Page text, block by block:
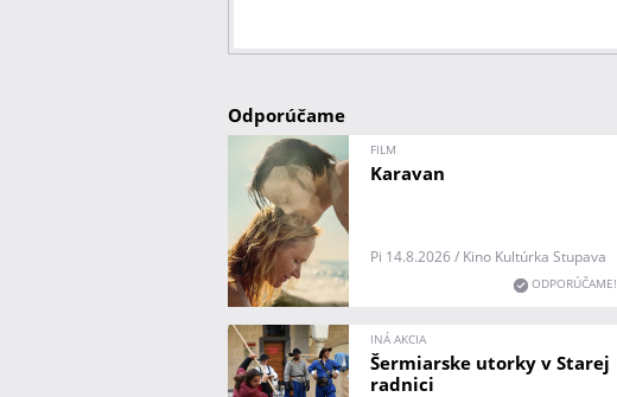
Odporúčame
FILM
Karavan
Pi 14.8.2026 / Kino Kultúrka Stupava
ODPORÚČAME!
INÁ AKCIA
Šermiarske utorky v Starej
radnici